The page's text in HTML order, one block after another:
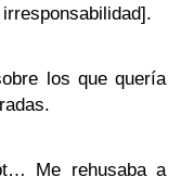
los que quería
Me rehusaba a